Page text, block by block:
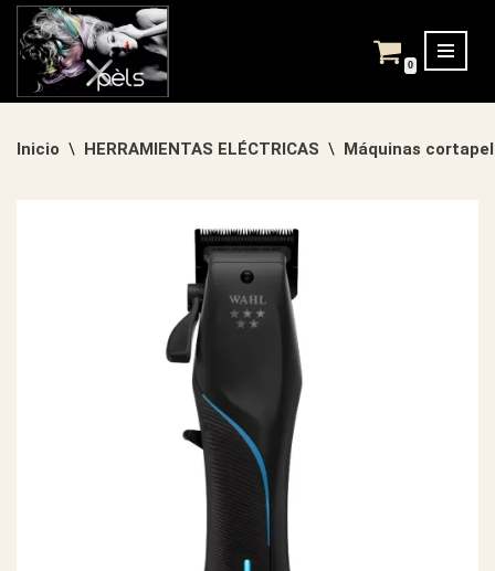
Saltar
0
Inicio \ HERRAMIENTAS ELÉCTRICAS \ Máquinas